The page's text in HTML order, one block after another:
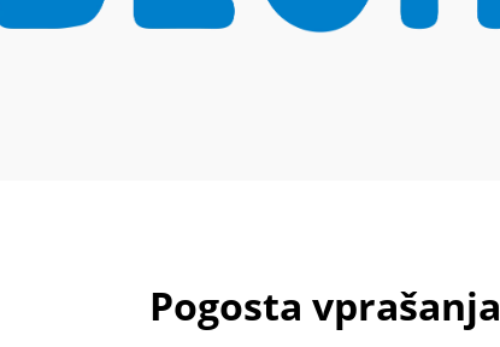
Pogosta vprašanja